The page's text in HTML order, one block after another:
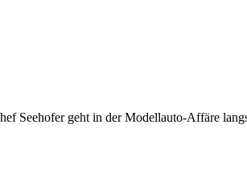
Seehofer geht in der Modellauto-Affäre